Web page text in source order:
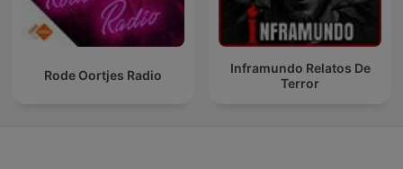
Rode Oortjes Radio
Inframundo Relatos De
Terror